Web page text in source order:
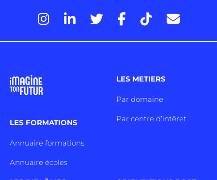
LES FORMATIONS
Annuaire formations
Annuaire écoles
LES METIERS
Par domaine
Par centre d’intêret